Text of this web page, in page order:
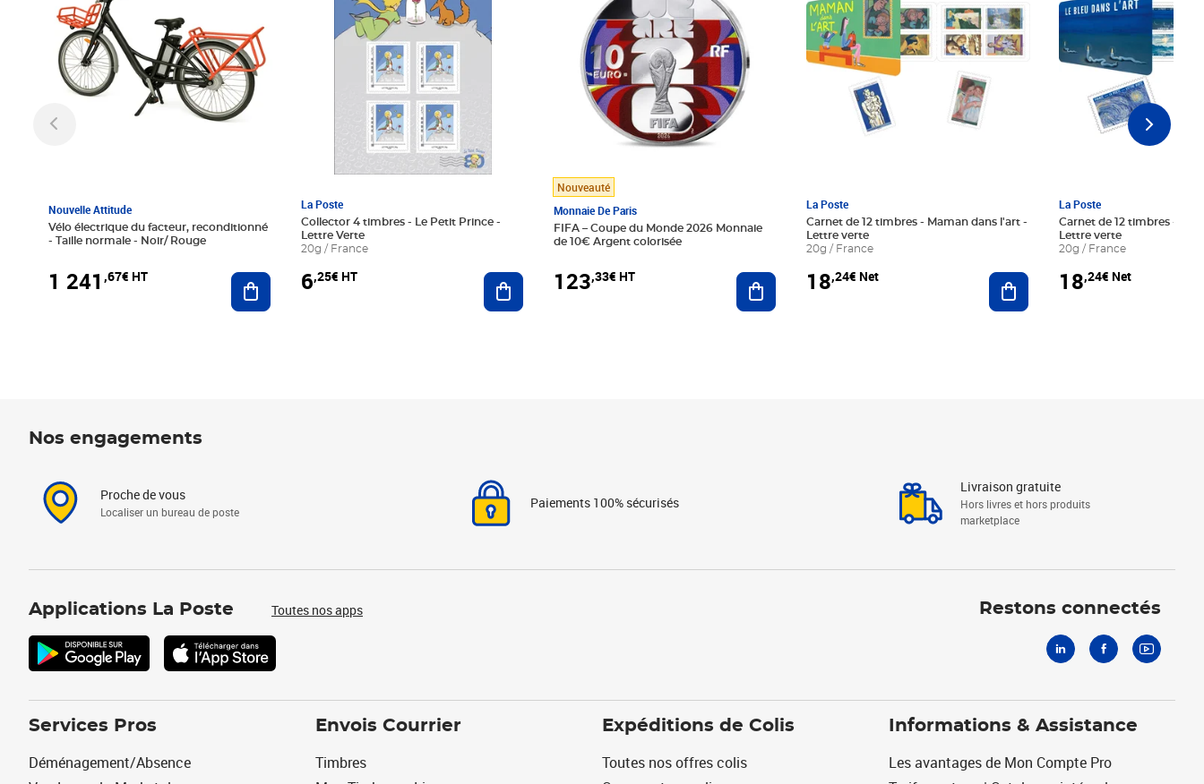
Nouvelle Attitude
Vélo électrique du facteur, reconditionné
- Taille normale - Noir/ Rouge
1 241 ,67€ HT Ajouter au panier
La Poste
Collector 4 timbres - Le Petit Prince -
Lettre Verte
20g / France
6,25€ HT Ajouter au panier
Nouveauté
Monnaie De Paris
FIFA – Coupe du Monde 2026 Monnaie
de 10€ Argent colorisée
123,33€ HT Ajouter au panier
La Poste
Carnet de 12 timbres - Maman dans l'art -
Lettre verte
20g / France
18,24€ Net Ajouter au panier
La Poste
Carnet de 12 timbres - Le
Lettre verte
20g / France
18,24€ Net
Nos engagements
Proche de vous
Localiser un bureau de poste
Paiements 100% sécurisés
Livraison gratuite
Hors livres et hors produits
marketplace
Applications La Poste Toutes nos apps Restons connectés
Services Pros
Déménagement/Absence
Envois Courrier
Timbres
Expéditions de Colis
Toutes nos offres colis
Informations & Assistance
Les avantages de Mon Compte Pro